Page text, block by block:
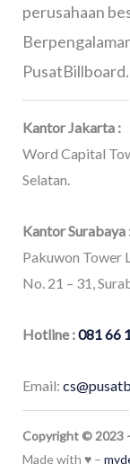
perusahaan
Kantor Jakarta :
Word Capital
Selatan.
Kantor Surabaya
Pakuwon Tower
No. 21 – 31,
Hotline :081 66
Email:
Copyright © 2023
Made with ♥ –